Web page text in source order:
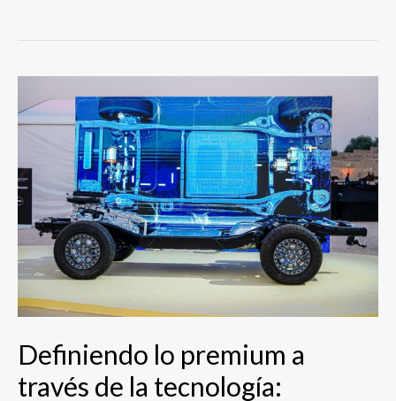
Definiendo lo premium a
través de la tecnología:
lo
premium
través
de
tecnología:
JETOUR
G700
abre
un
nuevo
capítulo
global